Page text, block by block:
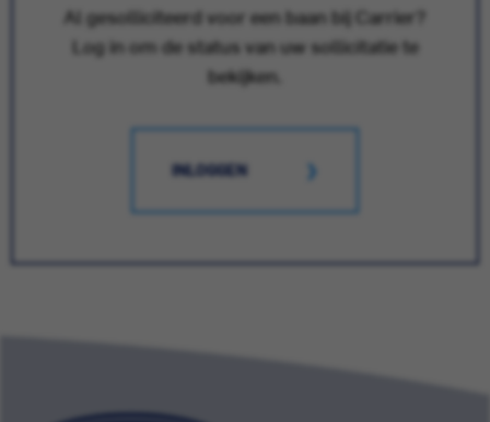
Al gesolliciteerd voor een baan bij Carrier?
Log in om de status van uw sollicitatie te
bekijken.
INLOGGEN